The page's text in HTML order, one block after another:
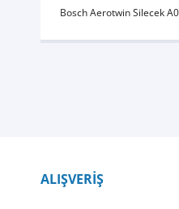
Bosch Aerotwin Silecek
ALIŞVERİŞ